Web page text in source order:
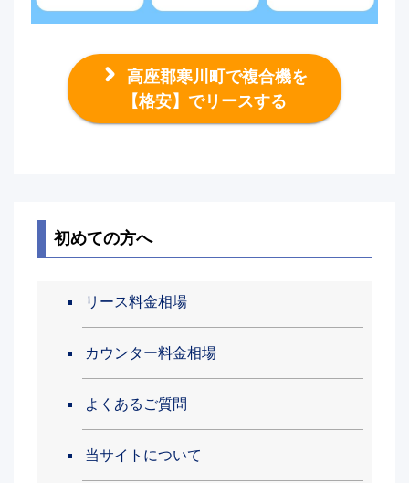
高座郡寒川町で複合機を
【格安】でリースする
初めての方へ
リース料金相場
カウンター料金相場
よくあるご質問
当サイトについて